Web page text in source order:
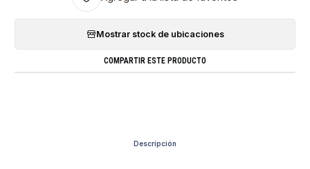
Mostrar stock de ubicaciones
COMPARTIR ESTE PRODUCTO
Descripción